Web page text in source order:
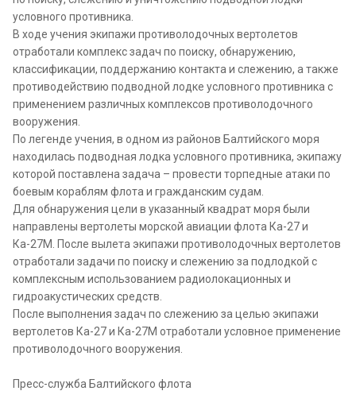
условного противника.
В ходе учения экипажи противолодочных вертолетов
отработали комплекс задач по поиску, обнаружению,
классификации, поддержанию контакта и слежению, а также
противодействию подводной лодке условного противника с
применением различных комплексов противолодочного
вооружения.
По легенде учения, в одном из районов Балтийского моря
находилась подводная лодка условного противника, экипажу
которой поставлена задача – провести торпедные атаки по
боевым кораблям флота и гражданским судам.
Для обнаружения цели в указанный квадрат моря были
направлены вертолеты морской авиации флота Ка-27 и
Ка-27М. После вылета экипажи противолодочных вертолетов
отработали задачи по поиску и слежению за подлодкой с
комплексным использованием радиолокационных и
гидроакустических средств.
После выполнения задач по слежению за целью экипажи
вертолетов Ка-27 и Ка-27М отработали условное применение
противолодочного вооружения.
Пресс-служба Балтийского флота